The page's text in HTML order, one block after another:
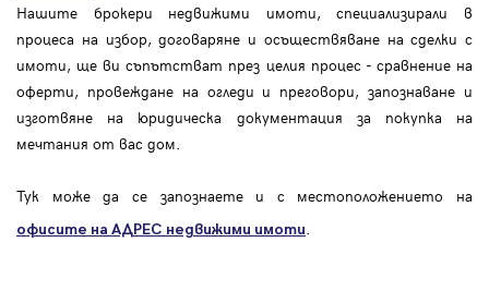
Нашите брокери недвижими имоти, специализирали в
процеса на избор, договаряне и осъществяване на сделки с
имоти, ще ви съпътстват през целия процес - сравнение на
оферти, провеждане на огледи и преговори, запознаване и
изготвяне на юридическа документация за покупка на
мечтания от вас дом.
Тук може да се запознаете и с местоположението на
офисите на АДРЕС недвижими имоти